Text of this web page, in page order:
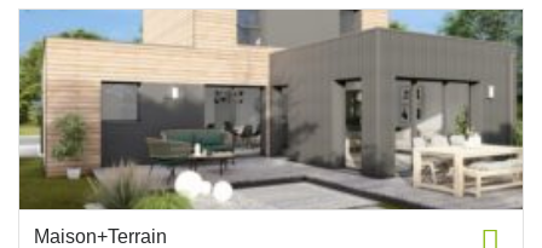
Maison+Terrain